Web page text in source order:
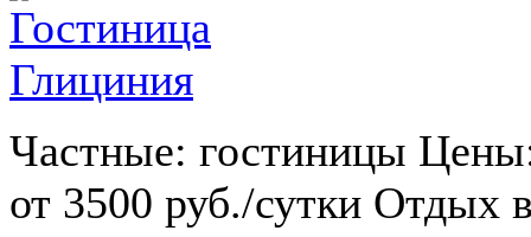
Частные: гостиницы
от 3500 руб./сутки Отдых